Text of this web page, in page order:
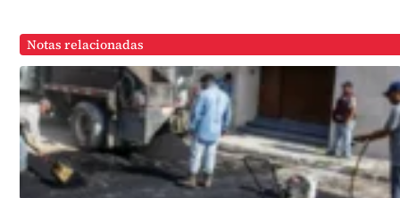
Notas relacionadas